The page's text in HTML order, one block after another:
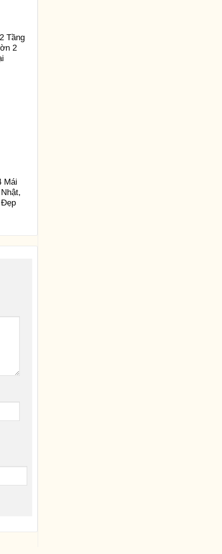
Tầng
2
Mái
Đẹp